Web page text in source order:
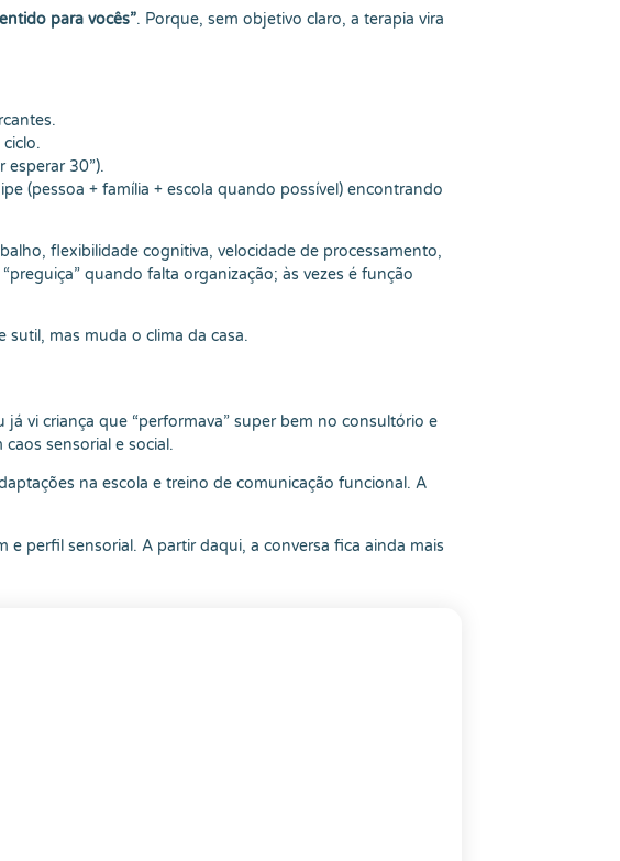
para vocês”. Porque, sem objetivo claro, a terapia vira
esperar 30”).
(pessoa + família + escola quando possível) encontrando
flexibilidade cognitiva, velocidade de processamento,
quando falta organização; às vezes é função
sutil, mas muda o clima da casa.
vi criança que “performava” super bem no consultório e
sensorial e social.
na escola e treino de comunicação funcional. A
perfil sensorial. A partir daqui, a conversa fica ainda mais